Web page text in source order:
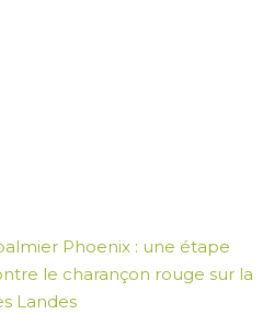
Phoenix : une étape
le charançon rouge sur la
Landes